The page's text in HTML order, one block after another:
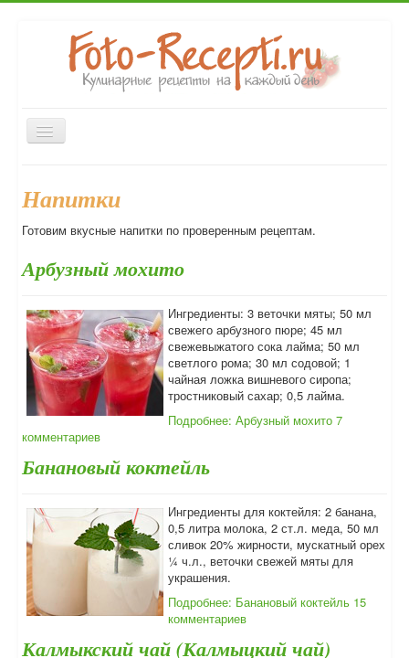
Включить/
выключить
Десерты
Выпечка
Форум
Напитки
Готовим вкусные напитки по проверенным рецептам.
Арбузный мохито
Ингредиенты: 3 веточки мяты; 50 мл
свежего арбузного пюре; 45 мл
свежевыжатого сока лайма; 50 мл
светлого рома; 30 мл содовой; 1
чайная ложка вишневого сиропа;
тростниковый сахар; 0,5 лайма.
Подробнее: Арбузный мохито 7
комментариев
Банановый коктейль
Ингредиенты для коктейля: 2 банана,
0,5 литра молока, 2 ст.л. меда, 50 мл
сливок 20% жирности, мускатный орех
¼ ч.л., веточки свежей мяты для
украшения.
Подробнее: Банановый коктейль 15
комментариев
Калмыкский чай (Калмыцкий чай)